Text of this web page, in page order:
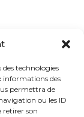
technologies
informations des
permettra de
ou les ID
retirer son